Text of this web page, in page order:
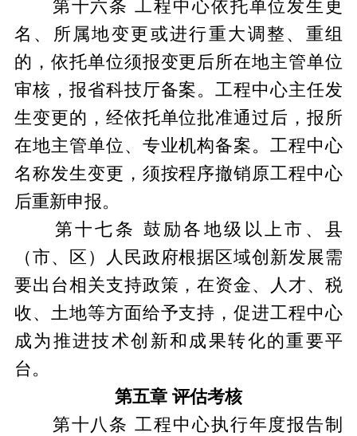
第十六条 工程中心依托单位发生更
名、所属地变更或进行重大调整、重组
的，依托单位须报变更后所在地主管单位
审核，报省科技厅备案。工程中心主任发
生变更的，经依托单位批准通过后，报所
在地主管单位、专业机构备案。工程中心
名称发生变更，须按程序撤销原工程中心
后重新申报。
第十七条 鼓励各地级以上市、县
（市、区）人民政府根据区域创新发展需
要出台相关支持政策，在资金、人才、税
收、土地等方面给予支持，促进工程中心
成为推进技术创新和成果转化的重要平
台。
第五章 评估考核
第十八条 工程中心执行年度报告制